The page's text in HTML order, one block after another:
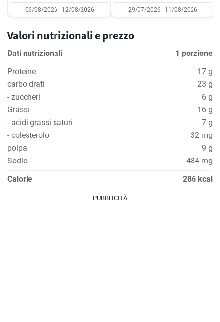
06/08/2026 - 12/08/2026 29/07/2026 - 11/08/2026
Valori nutrizionali e prezzo
Dati nutrizionali
1 porzione
Proteine
17 g
carboidrati
23 g
- zuccheri
6 g
Grassi
16 g
- acidi grassi saturi
7 g
- colesterolo
32 mg
polpa
9 g
Sodio
484 mg
Calorie
286 kcal
PUBBLICITÀ